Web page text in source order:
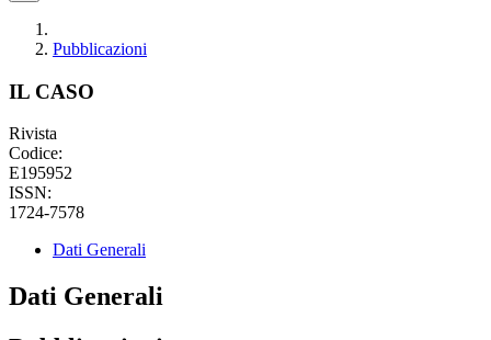
Pubblicazioni
IL CASO
Rivista
Codice:
E195952
ISSN:
1724-7578
Dati Generali
Dati Generali